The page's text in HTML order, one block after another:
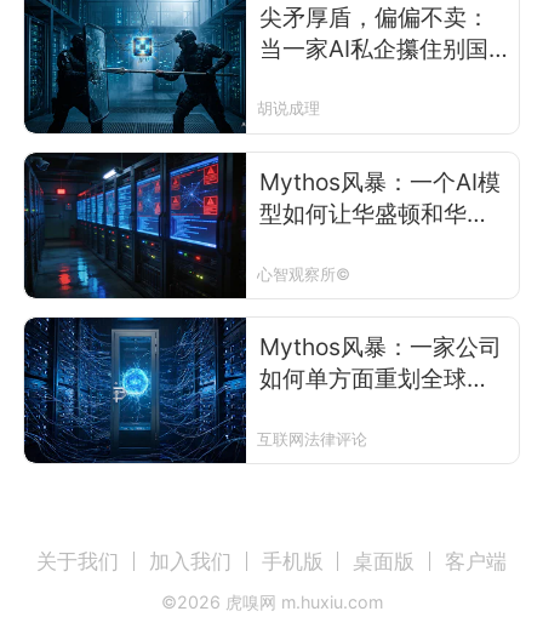
尖矛厚盾，偏偏不卖：
当一家AI私企攥住别国
胡说成理
Mythos风暴：一个AI模
型如何让华盛顿和华尔
心智观察所©
Mythos风暴：一家公司
如何单方面重划全球技
互联网法律评论
关于我们 加入我们 手机版 桌面版 客户端
©2026 虎嗅网 m.huxiu.com